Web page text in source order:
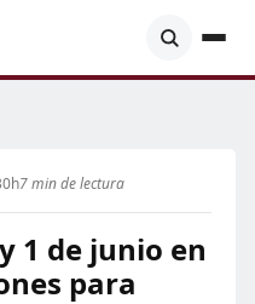
7 min de lectura
1 de junio en
para